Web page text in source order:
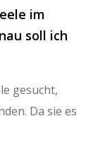
im
soll ich
gesucht,
Da sie es